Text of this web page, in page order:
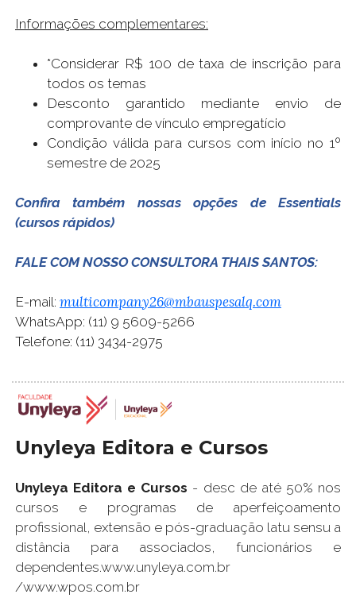
Informações complementares:
*Considerar R$ 100 de taxa de inscrição para
todos os temas
Desconto garantido mediante envio de
comprovante de vínculo empregatício
Condição válida para cursos com início no 1º
semestre de 2025
Confira também nossas opções de Essentials
(cursos rápidos)
FALE COM NOSSO CONSULTORA THAIS SANTOS:
E-mail: multicompany26@mbauspesalq.com
WhatsApp: (11) 9 5609-5266
Telefone: (11) 3434-2975
Unyleya Editora e Cursos
Unyleya Editora e Cursos - desc de até 50% nos
cursos e programas de aperfeiçoamento
profissional, extensão e pós-graduação latu sensu a
distância para associados, funcionários e
dependentes.www.unyleya.com.br
/www.wpos.com.br